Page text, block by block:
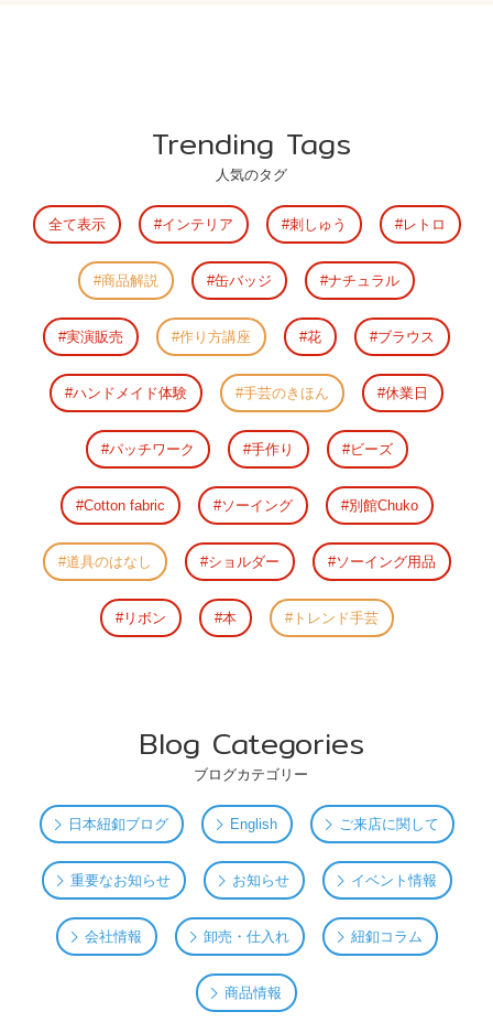
Trending Tags
人気のタグ
全て表示 インテリア 刺しゅう レトロ
商品解説 缶バッジ ナチュラル
実演販売 作り方講座 花 ブラウス
ハンドメイド体験 手芸のきほん 休業日
パッチワーク 手作り ビーズ
Cotton fabric ソーイング 別館Chuko
道具のはなし ショルダー ソーイング用品
リボン 本 トレンド手芸
Blog Categories
ブログカテゴリー
日本紐釦ブログ English ご来店に関して
重要なお知らせ お知らせ イベント情報
会社情報 卸売・仕入れ 紐釦コラム
商品情報